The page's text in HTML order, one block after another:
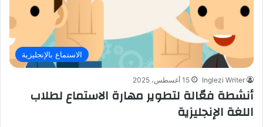
الاستماع بالإنجليزية
Inglezi Writer 15 أغسطس، 2025
أنشطة فعّالة لتطوير مهارة الاستماع لطلاب
اللغة الإنجليزية